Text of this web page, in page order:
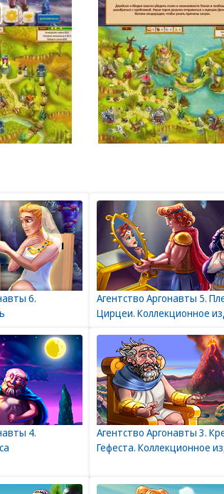
6.
Агентство Аргонавты 5.
Цирцеи. Коллекционное
4.
Агентство Аргонавты 3.
Гефеста. Коллекционное